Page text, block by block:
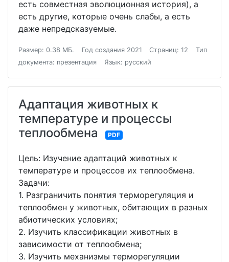
есть совместная эволюционная история), а
есть другие, которые очень слабы, а есть
даже непредсказуемые.
Размер: 0.38 МБ. Год создания 2021 Страниц: 12
Тип
документа: презентация
Язык: русский
Адаптация животных к
температуре и процессы
теплообмена
PDF
Цель: Изучение адаптаций животных к
температуре и процессов их теплообмена.
Задачи:
1. Разграничить понятия терморегуляция и
теплообмен у животных, обитающих в разных
абиотических условиях;
2. Изучить классификации животных в
зависимости от теплообмена;
3. Изучить механизмы терморегуляции